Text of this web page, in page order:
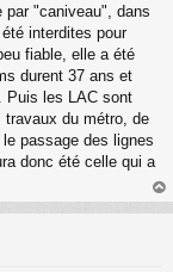
par "caniveau", dans
interdites pour
fiable, elle a été
durent 37 ans et
Puis les LAC sont
travaux du métro, de
passage des lignes
donc été celle qui a
au